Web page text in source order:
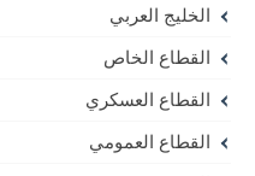
الخليج العربي
القطاع الخاص
القطاع العسكري
القطاع العمومي